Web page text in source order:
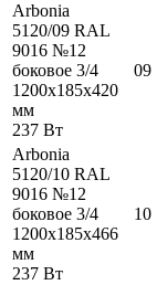
Arbonia
5120/09 RAL
9016 №12
боковое 3/4
1200x185x420
мм
237 Вт
09
Arbonia
5120/10 RAL
9016 №12
боковое 3/4
1200x185x466
мм
237 Вт
10